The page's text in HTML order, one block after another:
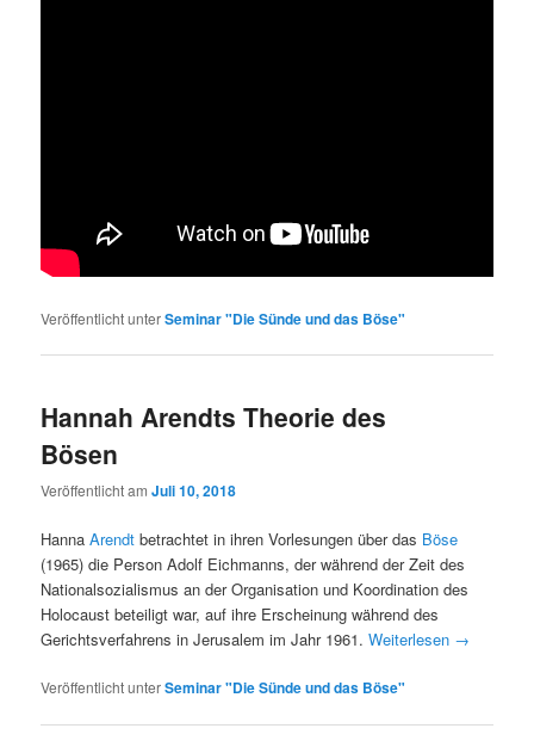
Veröffentlicht unterSeminar "Die Sünde und das Böse"
Hannah Arendts Theorie des
Bösen
Veröffentlicht amJuli 10, 2018
HannaArendt betrachtet in ihren Vorlesungen über das Böse
(1965) die Person Adolf Eichmanns, der während der Zeit des
Nationalsozialismus an der Organisation und Koordination des
Holocaust beteiligt war, auf ihre Erscheinung während des
Gerichtsverfahrens in Jerusalem im Jahr 1961.Weiterlesen →
Veröffentlicht unterSeminar "Die Sünde und das Böse"